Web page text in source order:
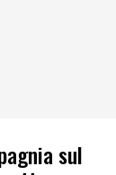
sul